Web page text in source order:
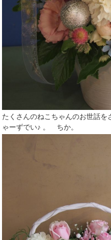
たくさんのねこちゃんのお世話
ゃーずでい♪ 。 ちか。